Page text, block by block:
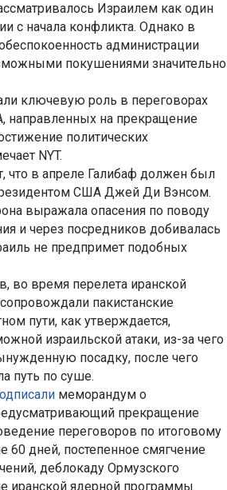
Израилем как один
с начала конфликта. Однако в
администрации
покушениями значительно
ключевую роль в переговорах
на прекращение
политических
NYT.
что в апреле Галибаф должен был
США Джей Ди Вэнсом.
выражала опасения по поводу
и через посредников добивалась
не предпримет подобных
во время перелета иранской
пакистанские
пути, как утверждается,
израильской атаки, из-за чего
посадку, после чего
путь по суше.
меморандум о
прекращение
переговоров по итоговому
60 дней, постепенное смягчение
деблокаду Ормузского
иранской ядерной программы.